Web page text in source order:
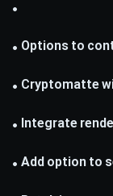
•
Integrate